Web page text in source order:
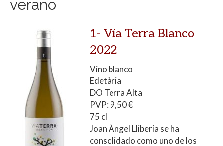
verano
1- Vía Terra Blanco
2022
Vino blanco
Edetària
DO Terra Alta
PVP: 9,50 €
75 cl
Joan Àngel Lliberia se ha
consolidado como uno de los